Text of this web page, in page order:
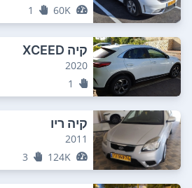
60K
1
קיה XCEED
2020
1
קיה ריו
2011
124K
3